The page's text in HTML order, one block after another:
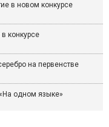
в новом конкурсе
конкурсе
на первенстве
одном языке»